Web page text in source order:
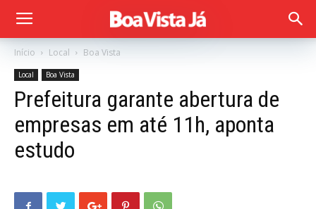
Início Local Boa Vista
Local Boa Vista
Prefeitura garante abertura de
empresas em até 11h, aponta
estudo